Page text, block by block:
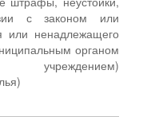
с законом или
или ненадлежащего
органом
учреждением)